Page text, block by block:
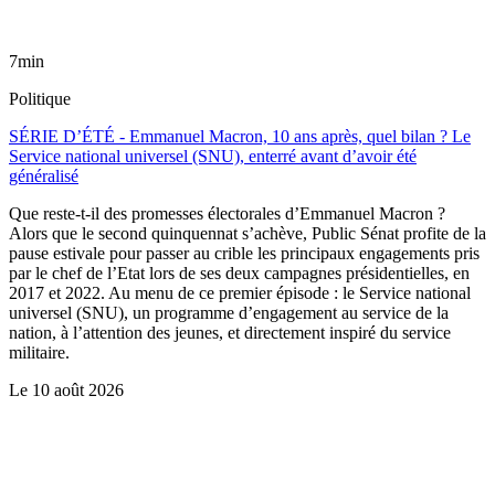
7min
Politique
SÉRIE D’ÉTÉ - Emmanuel Macron, 10 ans après, quel bilan ? Le
Service national universel (SNU), enterré avant d’avoir été
généralisé
Que reste-t-il des promesses électorales d’Emmanuel Macron ?
Alors que le second quinquennat s’achève, Public Sénat profite de la
pause estivale pour passer au crible les principaux engagements pris
par le chef de l’Etat lors de ses deux campagnes présidentielles, en
2017 et 2022. Au menu de ce premier épisode : le Service national
universel (SNU), un programme d’engagement au service de la
nation, à l’attention des jeunes, et directement inspiré du service
militaire.
Le 10 août 2026